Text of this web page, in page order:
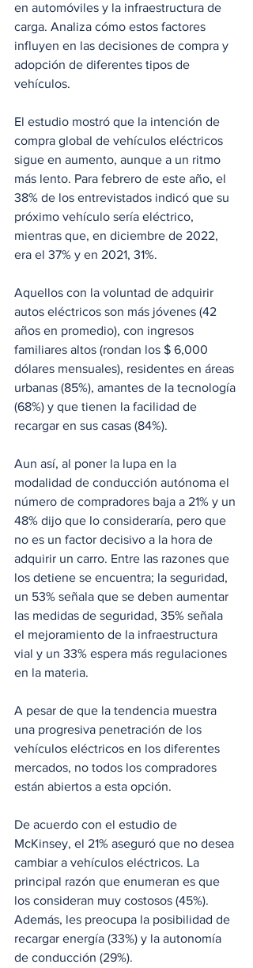
en automóviles y la infraestructura de
carga. Analiza cómo estos factores
influyen en las decisiones de compra y
adopción de diferentes tipos de
vehículos.
El estudio mostró que la intención de
compra global de vehículos eléctricos
sigue en aumento, aunque a un ritmo
más lento. Para febrero de este año, el
38% de los entrevistados indicó que su
próximo vehículo sería eléctrico,
mientras que, en diciembre de 2022,
era el 37% y en 2021, 31%.
Aquellos con la voluntad de adquirir
autos eléctricos son más jóvenes (42
años en promedio), con ingresos
familiares altos (rondan los $ 6,000
dólares mensuales), residentes en áreas
urbanas (85%), amantes de la tecnología
(68%) y que tienen la facilidad de
recargar en sus casas (84%).
Aun así, al poner la lupa en la
modalidad de conducción autónoma el
número de compradores baja a 21% y un
48% dijo que lo consideraría, pero que
no es un factor decisivo a la hora de
adquirir un carro. Entre las razones que
los detiene se encuentra; la seguridad,
un 53% señala que se deben aumentar
las medidas de seguridad, 35% señala
el mejoramiento de la infraestructura
vial y un 33% espera más regulaciones
en la materia.
A pesar de que la tendencia muestra
una progresiva penetración de los
vehículos eléctricos en los diferentes
mercados, no todos los compradores
están abiertos a esta opción.
De acuerdo con el estudio de
McKinsey, el 21% aseguró que no desea
cambiar a vehículos eléctricos. La
principal razón que enumeran es que
los consideran muy costosos (45%).
Además, les preocupa la posibilidad de
recargar energía (33%) y la autonomía
de conducción (29%).